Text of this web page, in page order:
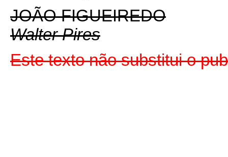
JOÃO FIGUEIREDO
Walter Pires
Este texto não substitui o